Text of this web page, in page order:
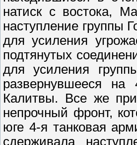
натиск с востока,
наступление группы
для усиления
подтянутых
для усиления
развернувшееся на
Калитвы. Все же при
непрочный фронт,
юге 4-я танковая
сдерживала